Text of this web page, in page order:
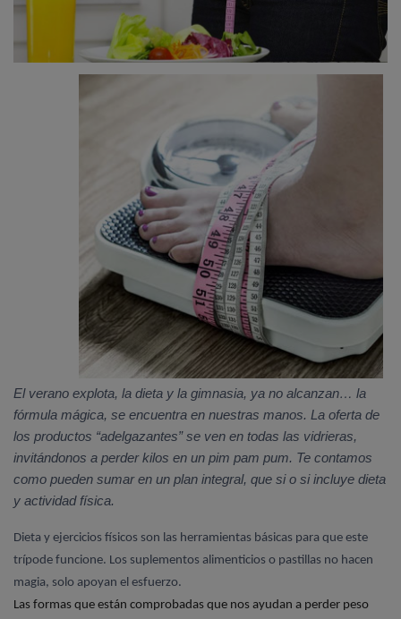
El verano explota, la dieta y la gimnasia, ya no alcanzan… la
fórmula mágica, se encuentra en nuestras manos. La oferta de
los productos “adelgazantes” se ven en todas las vidrieras,
invitándonos a perder kilos en un pim pam pum. Te contamos
como pueden sumar en un plan integral, que si o si incluye dieta
y actividad física.
Dieta y ejercicios físicos son las herramientas básicas para que este
trípode funcione. Los suplementos alimenticios o pastillas no hacen
magia, solo apoyan el esfuerzo.
Las formas que están comprobadas que nos ayudan a perder peso